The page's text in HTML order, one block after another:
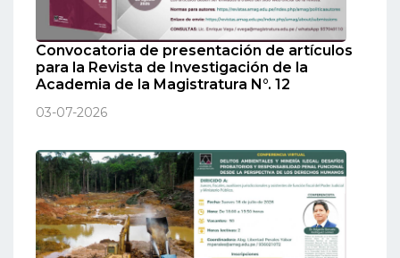
Convocatoria de presentación de artículos
para la Revista de Investigación de la
Academia de la Magistratura N°. 12
03-07-2026